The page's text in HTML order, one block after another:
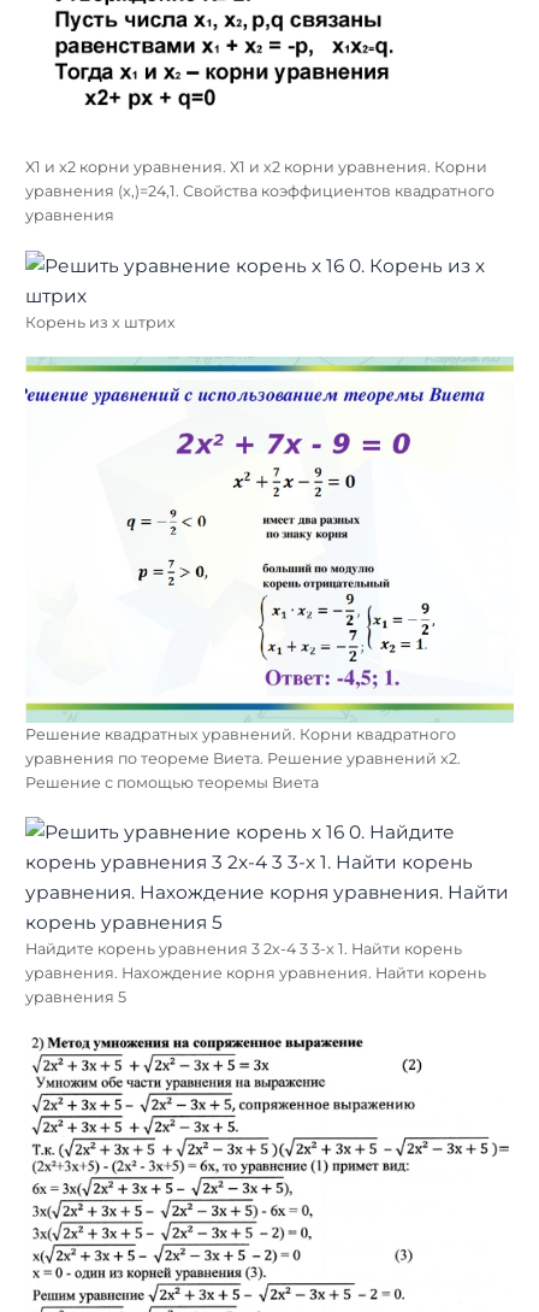
X1 и x2 корни уравнения. Х1 и х2 корни уравнения. Корни
уравнения (х,)=24,1. Свойства коэффициентов квадратного
уравнения
Корень из х штрих
Решение квадратных уравнений. Корни квадратного
уравнения по теореме Виета. Решение уравнений x2.
Решение с помощью теоремы Виета
Найдите корень уравнения 3 2x-4 3 3-x 1. Найти корень
уравнения. Нахождение корня уравнения. Найти корень
уравнения 5